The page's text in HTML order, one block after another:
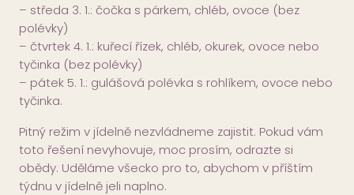
– středa 3. 1.: čočka s párkem, chléb, ovoce (bez
polévky)
– čtvrtek 4. 1.: kuřecí řízek, chléb, okurek, ovoce nebo
tyčinka (bez polévky)
– pátek 5. 1.: gulášová polévka s rohlíkem, ovoce nebo
tyčinka.
Pitný režim v jídelně nezvládneme zajistit. Pokud vám
toto řešení nevyhovuje, moc prosím, odrazte si
obědy. Uděláme všecko pro to, abychom v příštím
týdnu v jídelně jeli naplno.